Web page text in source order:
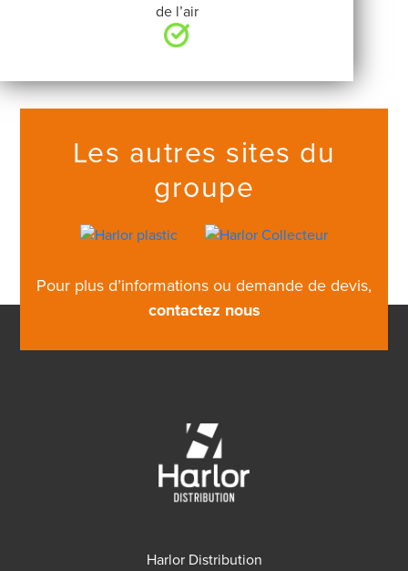
de l’air
Les autres sites du
groupe
Pour plus d’informations ou demande de devis,
contactez nous
Harlor Distribution